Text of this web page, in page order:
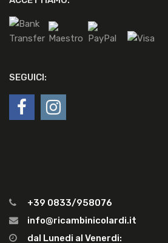
SEGUICI:
+39 0833/958076
info@ricambinicolardi.it
dal Lunedi al Venerdi: